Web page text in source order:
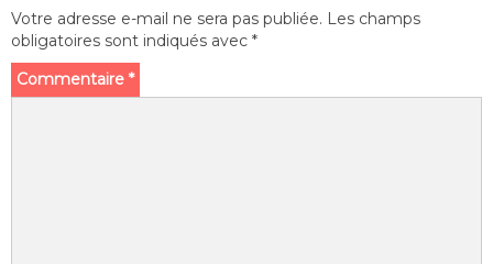
Votre adresse e-mail ne sera pas publiée. Les champs
obligatoires sont indiqués avec *
Commentaire *